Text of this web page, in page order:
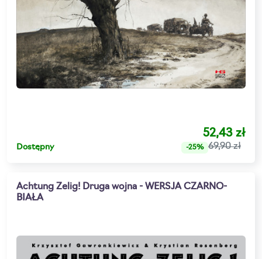
Dostępny
52,43 zł
69,90 zł
-25%
Achtung Zelig! Druga wojna - WERSJA CZARNO-
BIAŁA